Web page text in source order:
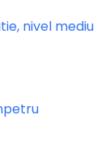
nivel mediu